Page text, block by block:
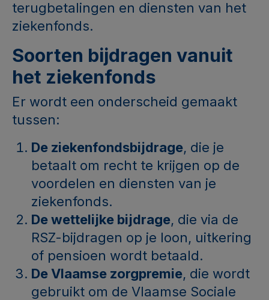
terugbetalingen en diensten van het
ziekenfonds.
Soorten bijdragen vanuit
het ziekenfonds
Er wordt een onderscheid gemaakt
tussen:
De ziekenfondsbijdrage, die je
betaalt om recht te krijgen op de
voordelen en diensten van je
ziekenfonds.
De wettelijke bijdrage, die via de
RSZ-bijdragen op je loon, uitkering
of pensioen wordt betaald.
De Vlaamse zorgpremie, die wordt
gebruikt om de Vlaamse Sociale